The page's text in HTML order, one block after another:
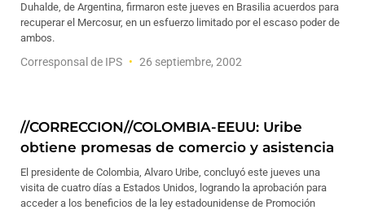
Duhalde, de Argentina, firmaron este jueves en Brasilia acuerdos para
recuperar el Mercosur, en un esfuerzo limitado por el escaso poder de
ambos.
Corresponsal de IPS 26 septiembre, 2002
//CORRECCION//COLOMBIA-EEUU: Uribe
obtiene promesas de comercio y asistencia
El presidente de Colombia, Alvaro Uribe, concluyó este jueves una
visita de cuatro días a Estados Unidos, logrando la aprobación para
acceder a los beneficios de la ley estadounidense de Promoción